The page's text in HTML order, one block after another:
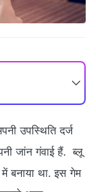
उपस्थिति दर्ज
जांन गंवाई हैं. ब्लू
बनाया था. इस गेम